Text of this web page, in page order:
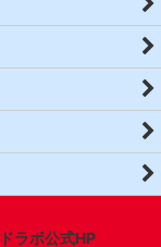
ラボ公式HP